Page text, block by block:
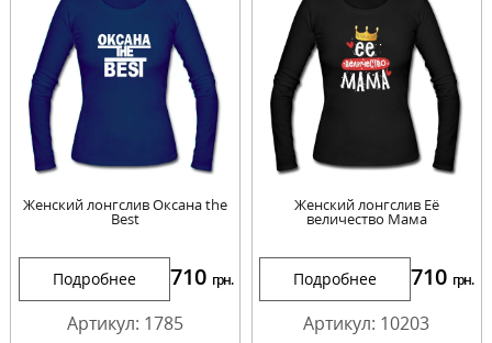
Женский лонгслив Оксана the
Best
Подробнее 710 грн.
Артикул: 1785
Женский лонгслив Её
величество Мама
Подробнее 710 грн.
Артикул: 10203